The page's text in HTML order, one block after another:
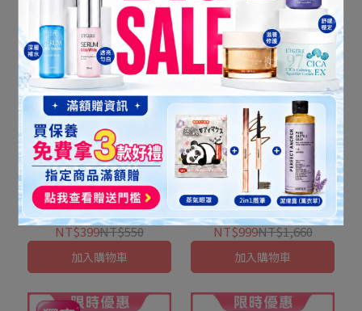
淡紋亮眼一抹有感
【蘭吉兒】極致雙A緊緻提
亮眼霜(15ml/支)
NT$399NT$550
加入購物車
十字定格緊緻提亮
【蘭吉兒】極致雙A緊緻提
亮精華霜(50ml/瓶)x2件組
NT$999NT$1,660
加入購物車